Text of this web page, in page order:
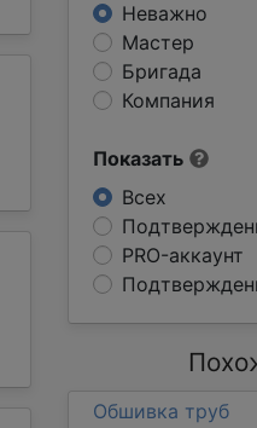
Неважно
Мастер
Бригада
Компания
Показать
Всех
PRO-аккаунт
Обшивка труб